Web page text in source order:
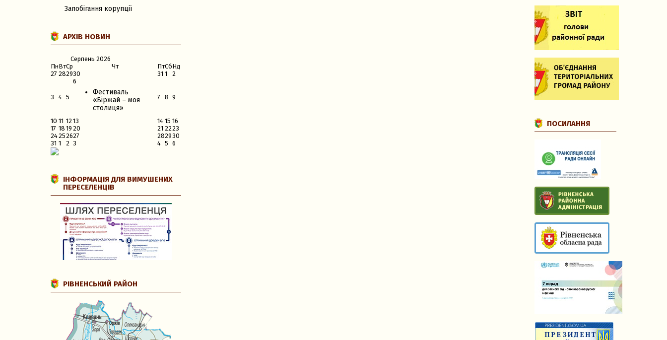
Запобігання корупції
АРХІВ НОВИН
Серпень 2026
ПнВтСр Чт ПтСбНд
27 282930 31 1 2
3 4 5
6
Фестиваль
«Біржай – моя
столиця»
7 8 9
10 11 1213 14 15 16
17 18 19 20 21 2223
24252627 282930
31 1 2 3 4 5 6
ІНФОРМАЦІЯ ДЛЯ ВИМУШЕНИХ
ПЕРЕСЕЛЕНЦІВ
РІВНЕНСЬКИЙ РАЙОН
ПОСИЛАННЯ